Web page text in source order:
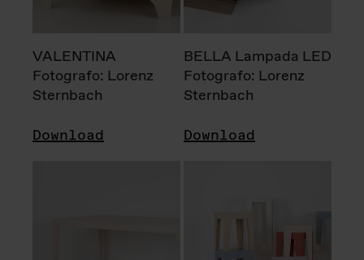
VALENTINA
Fotografo: Lorenz
Sternbach
Download
BELLA Lampada LED
Fotografo: Lorenz
Sternbach
Download